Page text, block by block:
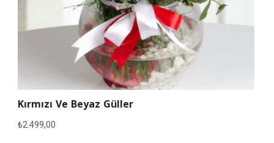
Kırmızı Ve Beyaz Güller
₺2.499,00